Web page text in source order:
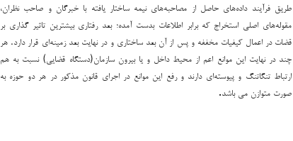
طریق فرآیند داده‌های حاصل از مصاحبه‌های نیمه ساختار یافته با خبرگان و صاحب نظران،
مقوله‌های اصلی استخراج که برابر اطلاعات بدست آمده؛ بعد رفتاری بیشترین تاثیر گذاری بر
قضات در اعمال کیفیات مخففه و پس از آن بعد ساختاری و در نهایت بعد زمینه‌ای قرار دارد. هر
چند در نهایت این موانع اعم از محیط داخل و یا بیرون سازمان(دستگاه قضایی) نسبت به هم
ارتباط تنگاتنگ و پیوسته‌ای دارند و رفع این موانع در اجرای قانون مذکور در هر دو حوزه به
صورت متوازن می باشد.